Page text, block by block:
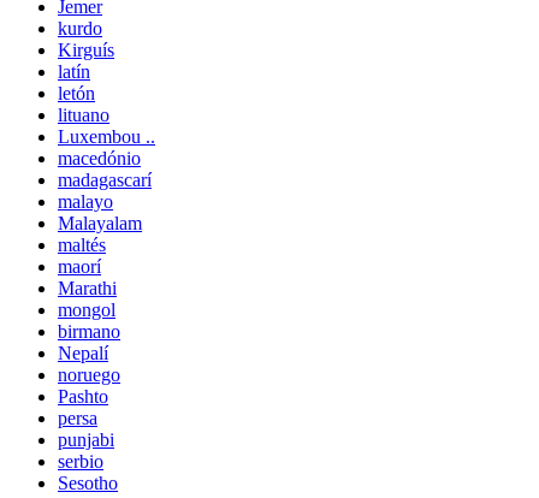
Jemer
kurdo
Kirguís
latín
letón
lituano
Luxembou ..
macedónio
madagascarí
malayo
Malayalam
maltés
maorí
Marathi
mongol
birmano
Nepalí
noruego
Pashto
persa
punjabi
serbio
Sesotho